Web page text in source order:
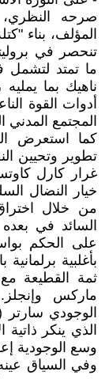
صرحه
المؤلف، بناء
ما تمتد لتشمل
ناهيك بما
أدوات القوة
المجتمع
كما استعرض
تطوير وتحيين
خيار النضال
من خلال اختراق
السائد في
على الحكم
بأغلبية
ثمة القطيعة
ماركس
الذي ينكر
وسع الوجودية
وفي السياق